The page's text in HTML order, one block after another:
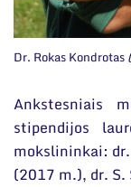
Dr. Rokas Kondrotas
Ankstesniais
stipendijos
mokslininkai:
(2017 m.), dr.